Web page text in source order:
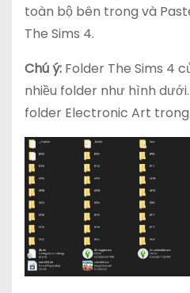
toàn bộ bên trong và
The Sims 4.
Chú ý: Folder The Sims 4
nhiều folder như hình
folder Electronic Art